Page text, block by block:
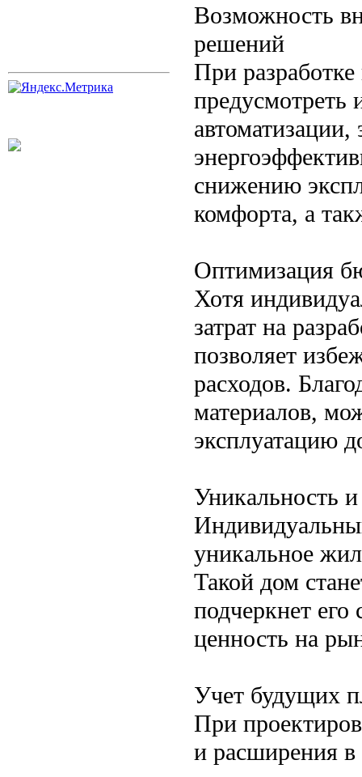
Возможность
решений
При
предусмотреть
снижению
комфорта, а
Оптимизация
Хотя
затрат на
позволяет
расходов.
материалов,
эксплуатацию
Уникальность
уникальное
Такой дом
подчеркнет его
ценность на
Учет будущих
При
и расширения